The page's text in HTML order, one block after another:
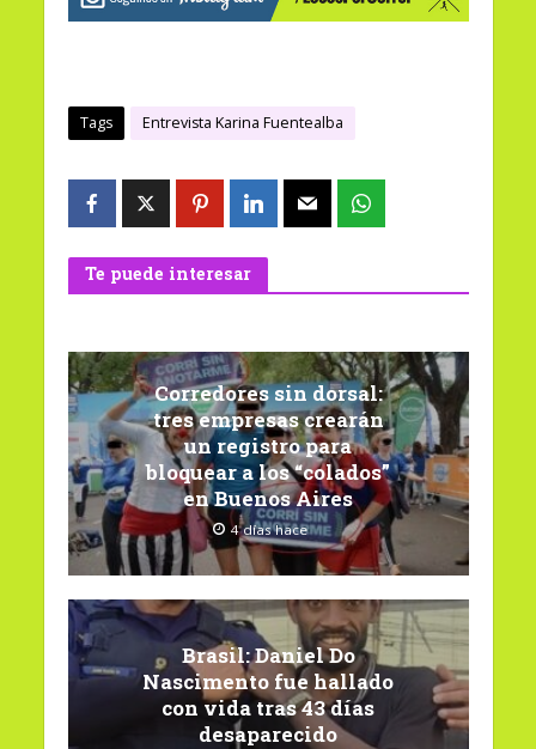
Tags Entrevista Karina Fuentealba
Te puede interesar
Corredores sin dorsal:
tres empresas crearán
un registro para
bloquear a los “colados”
en Buenos Aires
4 días hace
Brasil: Daniel Do
Nascimento fue hallado
con vida tras 43 días
desaparecido